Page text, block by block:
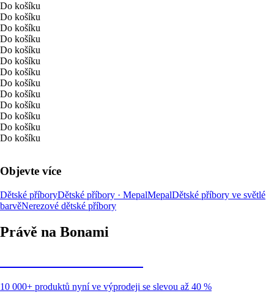
Do košíku
Do košíku
Do košíku
Do košíku
Do košíku
Do košíku
Do košíku
Do košíku
Do košíku
Do košíku
Do košíku
Do košíku
Do košíku
Objevte více
Dětské příboryDětské příbory · MepalMepalDětské příbory ve světlé
barvěNerezové dětské příbory
Právě na Bonami
10 000+ produktů nyní ve výprodeji se slevou až 40 %